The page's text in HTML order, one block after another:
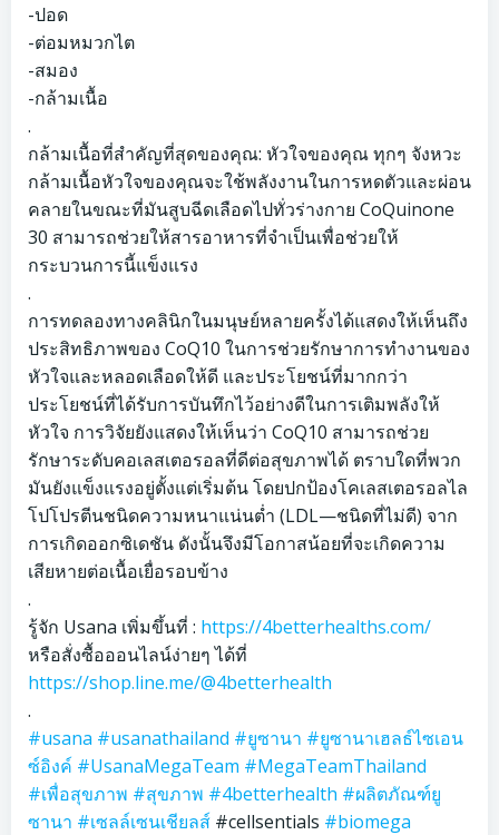
-ปอด
-ต่อมหมวกไต
-สมอง
-กล้ามเนื้อ
.
กล้ามเนื้อที่สำคัญที่สุดของคุณ: หัวใจของคุณ ทุกๆ จังหวะ
กล้ามเนื้อหัวใจของคุณจะใช้พลังงานในการหดตัวและผ่อน
คลายในขณะที่มันสูบฉีดเลือดไปทั่วร่างกาย CoQuinone
30 สามารถช่วยให้สารอาหารที่จำเป็นเพื่อช่วยให้
กระบวนการนี้แข็งแรง
.
การทดลองทางคลินิกในมนุษย์หลายครั้งได้แสดงให้เห็นถึง
ประสิทธิภาพของ CoQ10 ในการช่วยรักษาการทำงานของ
หัวใจและหลอดเลือดให้ดี และประโยชน์ที่มากกว่า
ประโยชน์ที่ได้รับการบันทึกไว้อย่างดีในการเติมพลังให้
หัวใจ การวิจัยยังแสดงให้เห็นว่า CoQ10 สามารถช่วย
รักษาระดับคอเลสเตอรอลที่ดีต่อสุขภาพได้ ตราบใดที่พวก
มันยังแข็งแรงอยู่ตั้งแต่เริ่มต้น โดยปกป้องโคเลสเตอรอลไล
โปโปรตีนชนิดความหนาแน่นต่ำ (LDL—ชนิดที่ไม่ดี) จาก
การเกิดออกซิเดชัน ดังนั้นจึงมีโอกาสน้อยที่จะเกิดความ
เสียหายต่อเนื้อเยื่อรอบข้าง
.
รู้จัก Usana เพิ่มขึ้นที่ : https://4betterhealths.com/
หรือสั่งซื้อออนไลน์ง่ายๆ ได้ที่
https://shop.line.me/@4betterhealth
.
#usana #usanathailand #ยูซานา #ยูซานาเฮลธ์ไซเอน
ซ์อิงค์ #UsanaMegaTeam #MegaTeamThailand
#เพื่อสุขภาพ #สุขภาพ #4betterhealth #ผลิตภัณฑ์ยู
ซานา #เซลล์เซนเชียลส์ #cellsentials #biomega